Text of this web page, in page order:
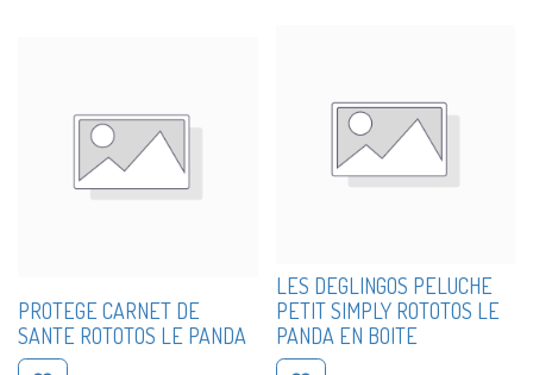
PROTEGE CARNET DE
SANTE ROTOTOS LE PANDA
LES DEGLINGOS PELUCHE
PETIT SIMPLY ROTOTOS LE
PANDA EN BOITE